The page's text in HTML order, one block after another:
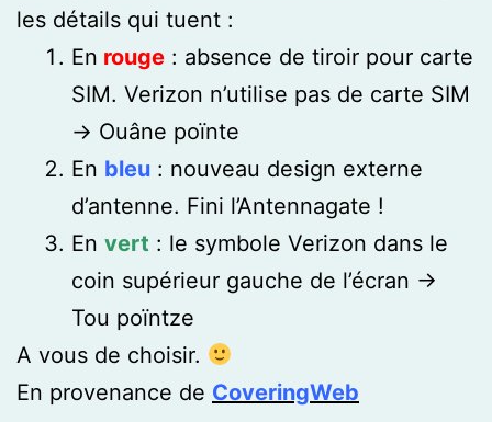
les détails qui tuent :
En rouge : absence de tiroir pour carte
SIM. Verizon n’utilise pas de carte SIM
-> Ouâne poïnte
En bleu : nouveau design externe
d’antenne. Fini l’Antennagate !
En vert : le symbole Verizon dans le
coin supérieur gauche de l’écran ->
Tou poïntze
A vous de choisir.
En provenance de CoveringWeb